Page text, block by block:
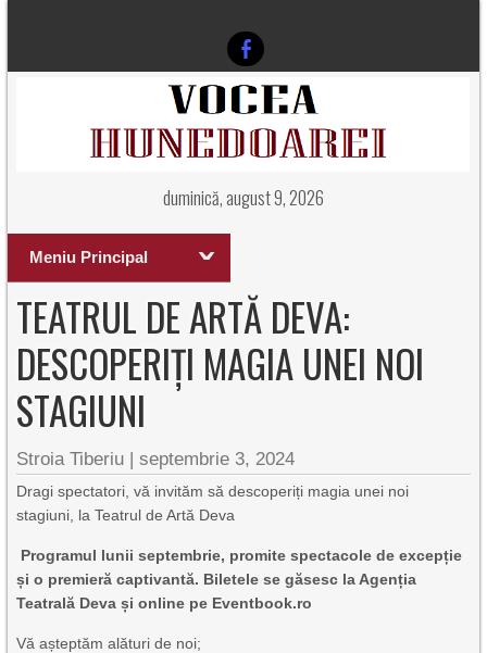
duminică, august 9, 2026
Meniu Principal
TEATRUL DE ARTĂ DEVA:
DESCOPERIȚI MAGIA UNEI NOI
STAGIUNI
Stroia Tiberiu |septembrie 3, 2024
Dragi spectatori, vă invităm să descoperiți magia unei noi
stagiuni, la Teatrul de Artă Deva
Programul lunii septembrie, promite spectacole de excepție
și o premieră captivantă. Biletele se găsesc la Agenția
Teatrală Deva și online pe Eventbook.ro
Vă așteptăm alături de noi;